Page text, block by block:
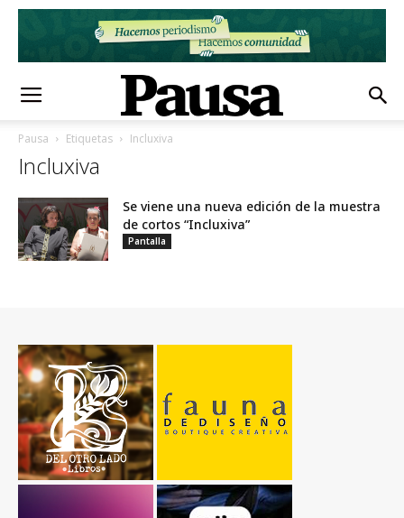
Pausa Etiquetas Incluxiva
Incluxiva
Se viene una nueva edición de la muestra
de cortos “Incluxiva”
Pantalla